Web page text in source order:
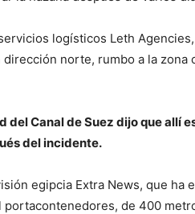
logísticos Leth
norte, rumbo a la
del Canal de Suez dijo que allí
del incidente.
egipcia Extra News, que
de 400